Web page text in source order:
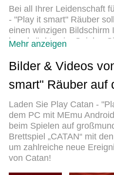
Bei all Ihrer Leidenschaft
- "Play it smart" Räuber
einen winzigen Bildschirm
beschränkt sein. Spielen
übernehmen Sie die volle
mit Tastatur und Maus.
Dinge, die Sie erwarten.
smart" Räuber herunter
Grenzwerte für Akku,
Anrufe. Das brandneue
um Catan - "Play it smart"
spielen. Das exquisite
Tastaturbelegungssystem,
Fachwissen vorbereitet
Mehr anzeigen
Bilder & Videos
smart" Räuber auf
Laden Sie Play Catan -
dem PC mit MEmu
beim Spielen auf
Brettspiel „CATAN“ mit
um zahlreiche neue
von Catan!